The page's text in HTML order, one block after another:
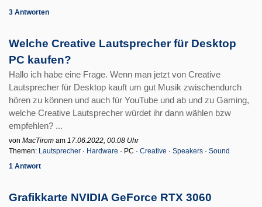
3 Antworten
Welche Creative Lautsprecher für Desktop
PC kaufen?
Hallo ich habe eine Frage. Wenn man jetzt von Creative
Lautsprecher für Desktop kauft um gut Musik zwischendurch
hören zu können und auch für YouTube und ab und zu Gaming,
welche Creative Lautsprecher würdet ihr dann wählen bzw
empfehlen? ...
von MacTirom am 17.06.2022, 00.08 Uhr
Themen: Lautsprecher · Hardware · PC · Creative · Speakers · Sound
1 Antwort
Grafikkarte NVIDIA GeForce RTX 3060